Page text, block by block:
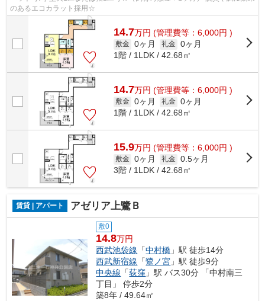
のあるエコカラット採用☆
14.7万円 (管理費等：6,000円 )
敷金 0ヶ月 礼金 0ヶ月
1階 / 1LDK / 42.68㎡
14.7万円 (管理費等：6,000円 )
敷金 0ヶ月 礼金 0ヶ月
1階 / 1LDK / 42.68㎡
15.9万円 (管理費等：6,000円 )
敷金 0ヶ月 礼金 0.5ヶ月
3階 / 1LDK / 42.68㎡
賃貸 | アパート アゼリア上鷺Ｂ
敷0
14.8万円
西武池袋線 「中村橋 」駅 徒歩14分
西武新宿線 「鷺ノ宮 」駅 徒歩9分
中央線 「荻窪 」駅 バス30分 「中村南三
丁目」 停歩2分
築8年 / 49.64㎡